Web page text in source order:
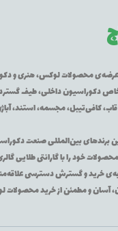
عرضه‌ی محصولات لوکس، هنری و
دکوراسیون داخلی، طیف
کافی‌تیبل، مجسمه، استند،
برندهای بین‌المللی صنعت
خود را با گارانتی طلایی
تجربه‌ی خرید و گسترش دسترسی
آسان و مطمئن از خرید